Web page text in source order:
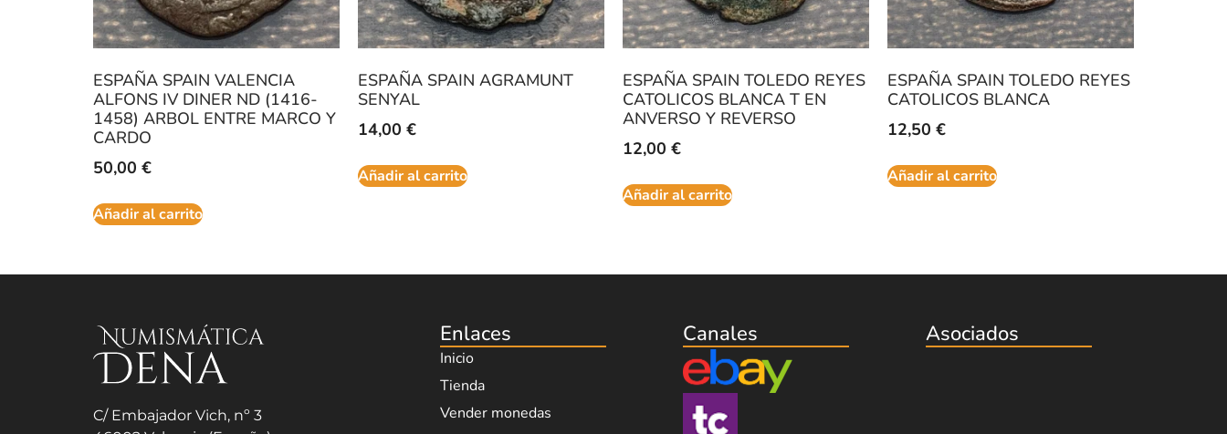
ESPAÑA SPAIN VALENCIA
ALFONS IV DINER ND (1416-
1458) ARBOL ENTRE MARCO Y
CARDO
50,00 €
Añadir al carrito
ESPAÑA SPAIN AGRAMUNT
SENYAL
14,00 €
Añadir al carrito
ESPAÑA SPAIN TOLEDO REYES
CATOLICOS BLANCA T EN
ANVERSO Y REVERSO
12,00 €
Añadir al carrito
ESPAÑA SPAIN TOLEDO REYES
CATOLICOS BLANCA
12,50 €
Añadir al carrito
C/ Embajador Vich, nº 3
Enlaces
Inicio
Tienda
Vender monedas
Canales Asociados